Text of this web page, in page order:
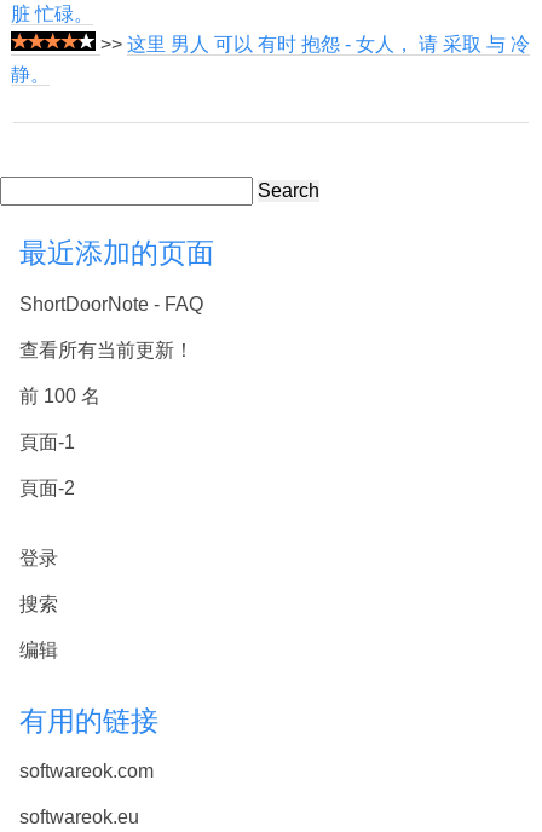
脏 忙碌。
>> 这里 男人 可以 有时 抱怨 - 女人， 请 采取 与 冷
静。
Search
最近添加的页面
ShortDoorNote - FAQ
查看所有当前更新！
前 100 名
頁面-1
頁面-2
登录
搜索
编辑
有用的链接
softwareok.com
softwareok.eu